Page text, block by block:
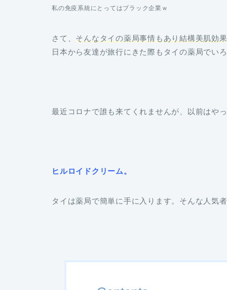
私の免疫系統にとってはブラック企業ｗ
さて、 そんなタイの薬局事情もあり結構美肌効
日本から友達が旅行にきた際もタイの薬局でい
最近コロナで誰も来てくれませんが、以前はや
ヒルロイドクリーム。
タイは薬局で簡単に手に入ります。そんな人気